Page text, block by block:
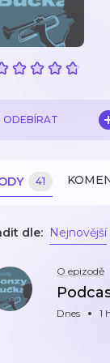
ODEBÍRAT
41
dle: Nejnovější
O epizodě
Dnes 1